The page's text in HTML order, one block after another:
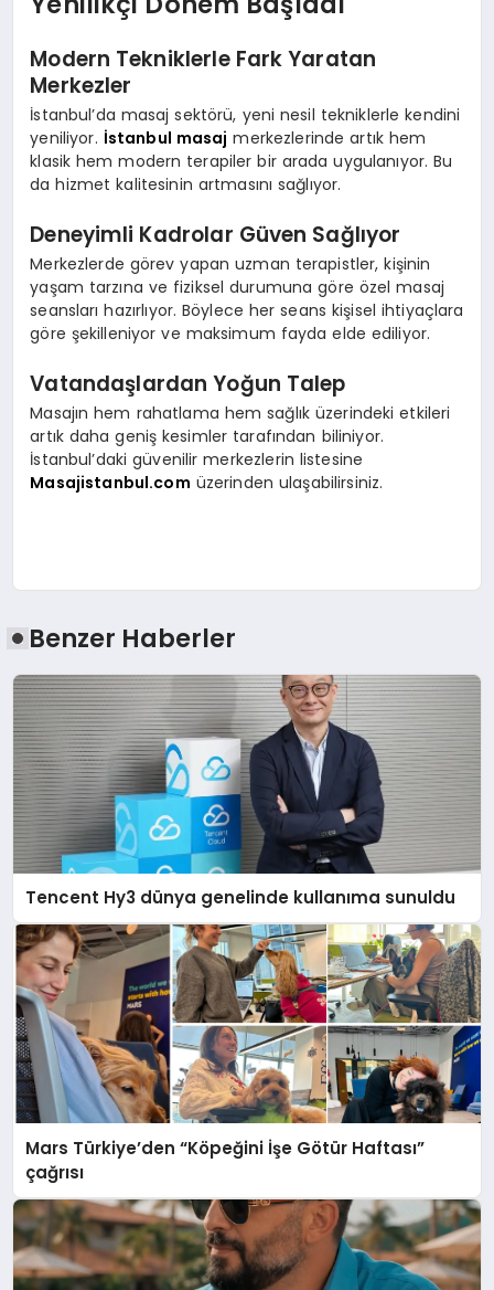
Modern Tekniklerle Fark Yaratan
Merkezler
İstanbul’da masaj sektörü, yeni nesil tekniklerle kendini
yeniliyor. İstanbul masaj merkezlerinde artık hem
klasik hem modern terapiler bir arada uygulanıyor. Bu
da hizmet kalitesinin artmasını sağlıyor.
Deneyimli Kadrolar Güven Sağlıyor
Merkezlerde görev yapan uzman terapistler, kişinin
yaşam tarzına ve fiziksel durumuna göre özel masaj
seansları hazırlıyor. Böylece her seans kişisel ihtiyaçlara
göre şekilleniyor ve maksimum fayda elde ediliyor.
Vatandaşlardan Yoğun Talep
Masajın hem rahatlama hem sağlık üzerindeki etkileri
artık daha geniş kesimler tarafından biliniyor.
İstanbul’daki güvenilir merkezlerin listesine
Masajistanbul.com üzerinden ulaşabilirsiniz.
Benzer Haberler
Tencent Hy3 dünya genelinde kullanıma sunuldu
Mars Türkiye’den “Köpeğini İşe Götür Haftası”
çağrısı